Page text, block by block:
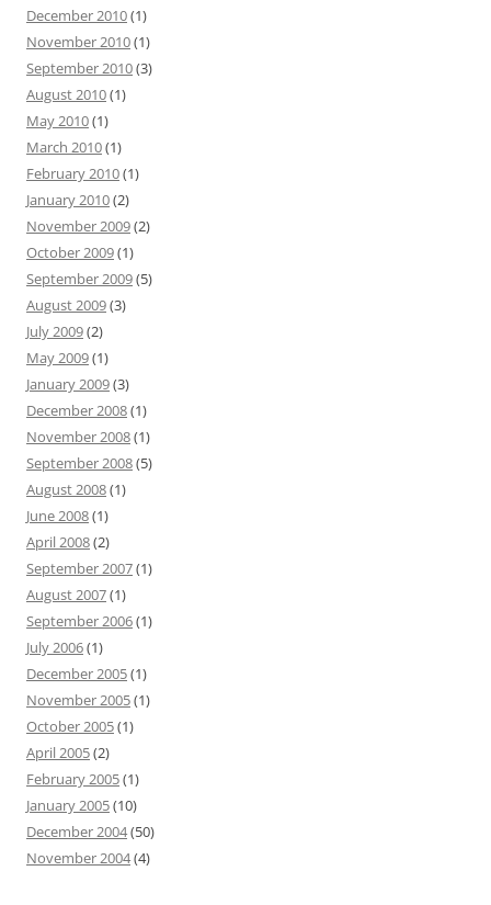
December 2010(1)
November 2010(1)
September 2010(3)
August 2010(1)
May 2010(1)
March 2010(1)
February 2010(1)
January 2010(2)
November 2009(2)
October 2009(1)
September 2009(5)
August 2009(3)
July 2009(2)
May 2009(1)
January 2009(3)
December 2008(1)
November 2008(1)
September 2008(5)
August 2008(1)
June 2008(1)
April 2008(2)
September 2007(1)
August 2007(1)
September 2006(1)
July 2006(1)
December 2005(1)
November 2005(1)
October 2005(1)
April 2005(2)
February 2005(1)
January 2005(10)
December 2004(50)
November 2004(4)